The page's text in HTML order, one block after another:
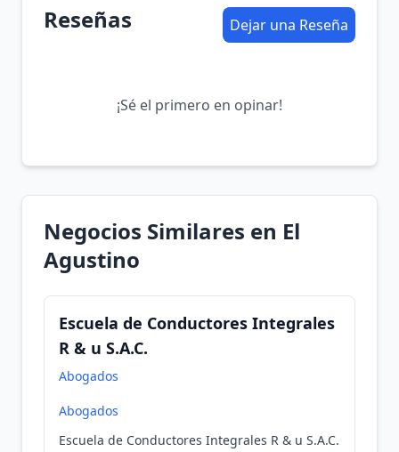
Reseñas Dejar una Reseña
¡Sé el primero en opinar!
Negocios Similares en El
Agustino
Escuela de Conductores Integrales
R & u S.A.C.
Abogados
Abogados
Escuela de Conductores Integrales R & u S.A.C.